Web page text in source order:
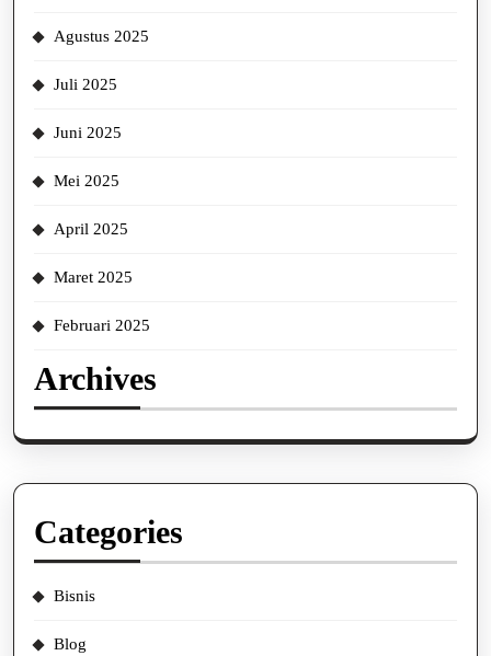
Agustus 2025
Juli 2025
Juni 2025
Mei 2025
April 2025
Maret 2025
Februari 2025
Archives
Categories
Bisnis
Blog